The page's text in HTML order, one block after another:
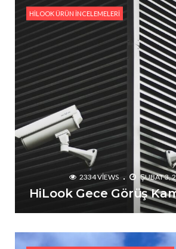
Bullet IP Kamera İncelemesi
HILOOK ÜRÜN İNCELEMELERI
2334 VIEWS ŞUBAT 3,